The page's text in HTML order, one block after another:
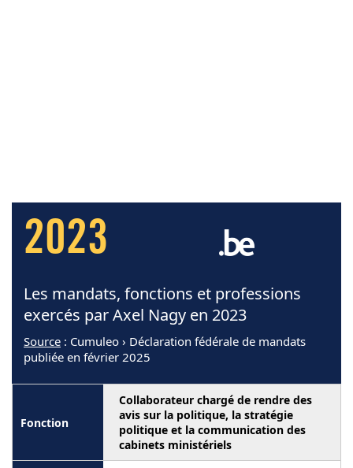
2023
Les mandats, fonctions et professions
exercés par Axel Nagy en 2023
Source : Cumuleo › Déclaration fédérale de mandats
publiée en février 2025
Collaborateur chargé de rendre des
avis sur la politique, la stratégie
politique et la communication des
cabinets ministériels